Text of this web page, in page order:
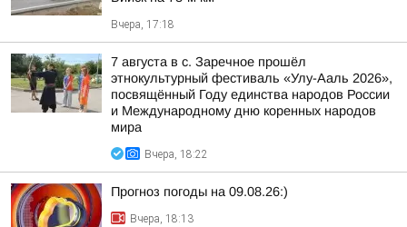
Вчера, 17:18
7 августа в с. Заречное прошёл
этнокультурный фестиваль «Улу-Ааль 2026»,
посвящённый Году единства народов России
и Международному дню коренных народов
мира
Вчера, 18:22
Прогноз погоды на 09.08.26:)
Вчера, 18:13